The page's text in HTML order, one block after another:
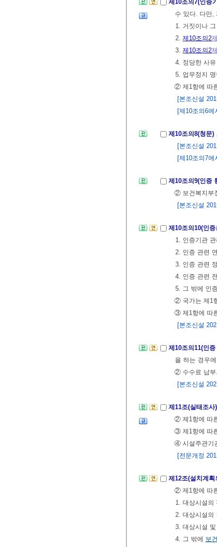
제10조의7(인증
수 있다. 다만,
1. 거짓이나
2. 제10조의2
3. 제10조의2
4. 정당한 사
5. 업무정지
② 제1항에 따
[본조신설
[제10조의6
제10조의8(청문)
[본조신설
[제10조의7
제10조의9(인증
② 보건복지부
[본조신설
제10조의10(인
1. 인증기관
2. 인증 관련
3. 인증 관련
4. 인증 관련
5. 그 밖에 인
② 국가는 제1
③ 제1항에 따
[본조신설
제10조의11(인
을 하는 경우
② 수수료 납부
[본조신설
제11조(실태조
② 제1항에 따
③ 제1항에 따
④ 시설주관기
[전문개정
제12조(설치계
② 제1항에 따
1. 대상시설의
2. 대상시설의
3. 대상시설
4. 그 밖에 보